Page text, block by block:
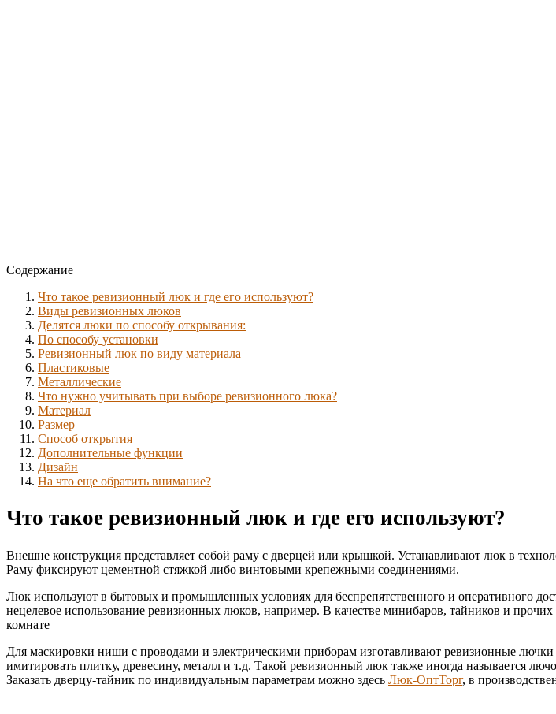
Содержание
Что такое ревизионный люк и где его используют?
Виды ревизионных люков
Делятся люки по способу открывания:
По способу установки
Ревизионный люк по виду материала
Пластиковые
Металлические
Что нужно учитывать при выборе ревизионного люка?
Материал
Размер
Способ открытия
Дополнительные функции
Дизайн
На что еще обратить внимание?
Что такое ревизионный люк и где его используют?
Внешне конструкция представляет собой раму с дверцей или крышкой. Устанавливают люк в
Раму фиксируют цементной стяжкой либо винтовыми крепежными соединениями.
Люк используют в бытовых и промышленных условиях для беспрепятственного и оперативного
нецелевое использование ревизионных люков, например. В качестве минибаров, тайников и
комнате
Для маскировки ниши с проводами и электрическими приборам изготавливают ревизионные
имитировать плитку, древесину, металл и т.д. Такой ревизионный люк также иногда называется
Заказать дверцу-тайник по индивидуальным параметрам можно здесь Люк-ОптТорг, в